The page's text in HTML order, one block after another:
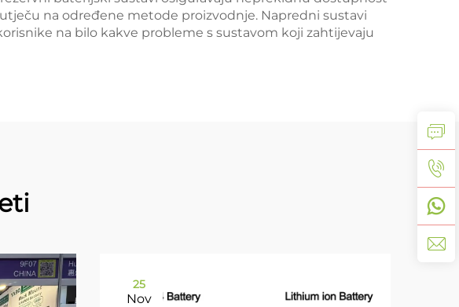
na određene metode proizvodnje. Napredni sustavi
na bilo kakve probleme s sustavom koji zahtijevaju
25
Nov